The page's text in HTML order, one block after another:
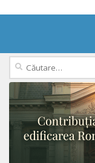
Caută
după: